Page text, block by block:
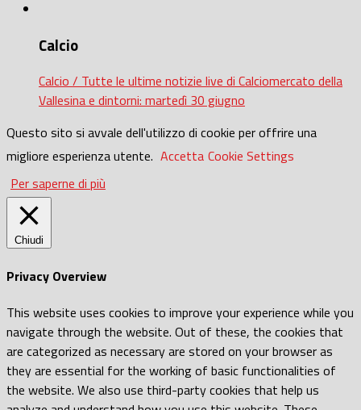
Calcio
Calcio / Tutte le ultime notizie live di Calciomercato della
Vallesina e dintorni: martedì 30 giugno
Questo sito si avvale dell'utilizzo di cookie per offrire una
migliore esperienza utente. Accetta Cookie Settings
Per saperne di più
Chiudi
Privacy Overview
This website uses cookies to improve your experience while you
navigate through the website. Out of these, the cookies that
are categorized as necessary are stored on your browser as
they are essential for the working of basic functionalities of
the website. We also use third-party cookies that help us